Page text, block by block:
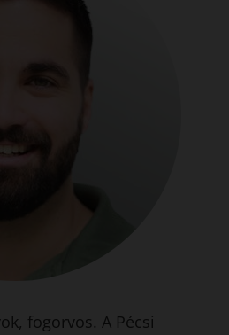
fogorvos. A Pécsi